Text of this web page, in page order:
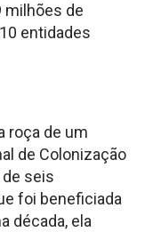
milhões de
entidades
roça de um
de Colonização
de seis
foi beneficiada
década, ela